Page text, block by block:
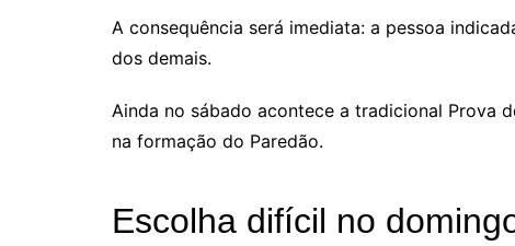
A consequência será imediata: a pessoa
dos demais.
Ainda no sábado acontece a tradicional Prova
na formação do Paredão.
Escolha difícil no